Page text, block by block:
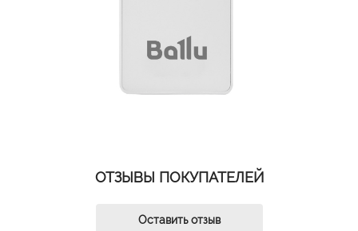
ОТЗЫВЫ ПОКУПАТЕЛЕЙ
Оставить отзыв